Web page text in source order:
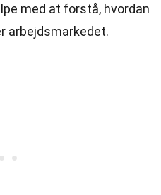
med at forstå, hvordan
arbejdsmarkedet.